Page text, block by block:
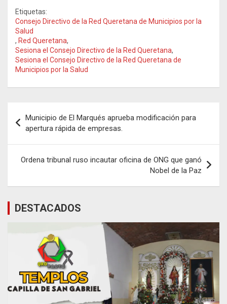
Etiquetas:
Consejo Directivo de la Red Queretana de Municipios por la
Salud
, Red Queretana,
Sesiona el Consejo Directivo de la Red Queretana,
Sesiona el Consejo Directivo de la Red Queretana de
Municipios por la Salud
de
entradas
Municipio de El Marqués aprueba modificación para
apertura rápida de empresas.
Ordena tribunal ruso incautar oficina de ONG que ganó
Nobel de la Paz
DESTACADOS